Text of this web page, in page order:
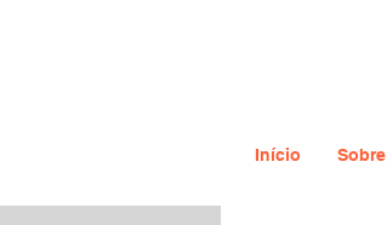
Início Sobre